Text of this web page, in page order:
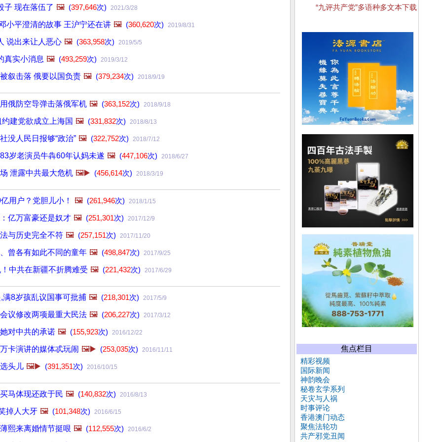
子 现在落伍了 🖼️ (397,646次) 2021/3/28
小平澄清的故事 王沪宁还在讲 🖼️ (360,620次) 2019/8/31
说出来让人恶心 🖼️ (363,958次) 2019/5/5
真实小消息 🖼️ (493,259次) 2019/3/12
叙击落 俄要以国负责 🖼️ (379,234次) 2018/9/19
俄防空导弹击落俄军机 🖼️ (363,152次) 2018/9/18
建党欲成立上海国 🖼️ (331,832次) 2018/8/13
没人民日报够“政治” 🖼️ (322,752次) 2018/7/12
岁老演员牛犇60年认妈未遂 🖼️ (447,106次) 2018/6/27
泄露中共最大危机 🖼️▶️ (456,614次) 2018/3/19
用户？党胆儿小！ 🖼️ (261,946次) 2018/1/15
亿万富豪还是奴才 🖼️ (251,301次) 2017/12/9
与历史完全不符 🖼️ (257,151次) 2017/11/20
曾各有如此不同的童年 🖼️ (498,847次) 2017/9/25
中共在新疆不折腾难受 🖼️ (221,432次) 2017/6/29
满8岁孩乱议国事可批捕 🖼️ (218,301次) 2017/5/9
议修改两项最重大民法 🖼️ (206,227次) 2017/3/12
对中共的承诺 🖼️ (155,923次) 2016/12/22
卡演讲的媒体忒玩闹 🖼️▶️ (253,035次) 2016/11/11
头儿 🖼️▶️ (391,351次) 2016/10/15
马体现还政于民 🖼️ (140,832次) 2016/8/13
掉人大牙 🖼️ (101,348次) 2016/6/15
熙来离婚情节挺哏 🖼️ (112,555次) 2016/6/2
“九评共产党”多语种多文本下载
焦点栏目
精彩视频
国际新闻
神韵晚会
秘卷玄学系列
天灾与人祸
时事评论
香港澳门动态
聚焦法轮功
共产邪党丑闻